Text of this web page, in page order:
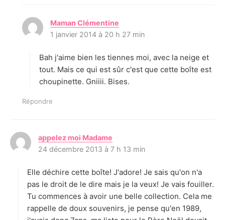
Maman Clémentine
i
:
1 janvier 2014 à 20 h 27 min
Bah j'aime bien les tiennes moi, avec la neige et
tout. Mais ce qui est sûr c'est que cette boîte est
choupinette. Gniiii. Bises.
Répondre
appelez moi Madame
i
:
24 décembre 2013 à 7 h 13 min
Elle déchire cette boîte! J'adore! Je sais qu'on n'a
pas le droit de le dire mais je la veux! Je vais fouiller.
Tu commences à avoir une belle collection. Cela me
rappelle de doux souvenirs, je pense qu'en 1989,